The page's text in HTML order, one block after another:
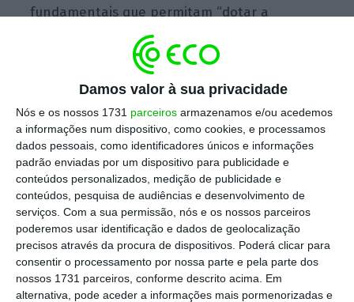
Damos valor à sua privacidade
Nós e os nossos 1731 parceiros armazenamos e/ou acedemos
a informações num dispositivo, como cookies, e processamos
dados pessoais, como identificadores únicos e informações
padrão enviadas por um dispositivo para publicidade e
conteúdos personalizados, medição de publicidade e
conteúdos, pesquisa de audiências e desenvolvimento de
serviços. Com a sua permissão, nós e os nossos parceiros
poderemos usar identificação e dados de geolocalização
precisos através da procura de dispositivos. Poderá clicar para
consentir o processamento por nossa parte e pela parte dos
nossos 1731 parceiros, conforme descrito acima. Em
alternativa, pode aceder a informações mais pormenorizadas e
fundamentais que permitam “dotar a
capacidade hídrica do Algarve”, apela António
O Governo reconhece a mesma realidade,
ainda que, numa primeira fase, a
dessalinizadora tenha a capacidade de
responder com a produção de 16 hectómetros
cúbicos de água por ano e numa segunda
fase esse valor suba para os 24 hectómetros
cúbicos de água. Mesmo assim,não será
suficiente para afastar a necessidade de
serem decretadas restrições no consumo